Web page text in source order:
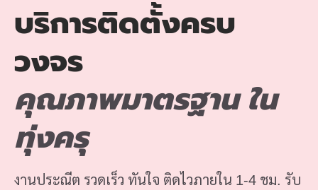
บริการติดตั้งครบ
วงจร
คุณภาพมาตรฐาน ใน
ทุ่งครุ
งานประณีต รวดเร็ว ทันใจ ติดไวภายใน 1-4 ชม. รับ